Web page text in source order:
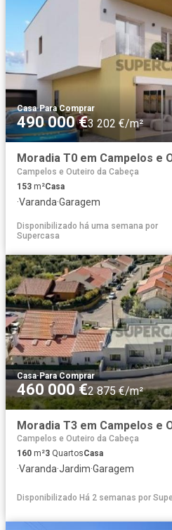
Casa·Para Comprar
490 000 €3 202 €/m²
Moradia T0 em Campelos e
Campelos e Outeiro da Cabeça
153 m²Casa
·Varanda·Garagem
Disponibilizado há uma semana por
Supercasa
Casa·Para Comprar
460 000 €2 875 €/m²
Moradia T3 em Campelos e
Campelos e Outeiro da Cabeça
160 m²3 QuartosCasa
·Varanda·Jardim·Garagem
Disponibilizado Há 2 semanas por